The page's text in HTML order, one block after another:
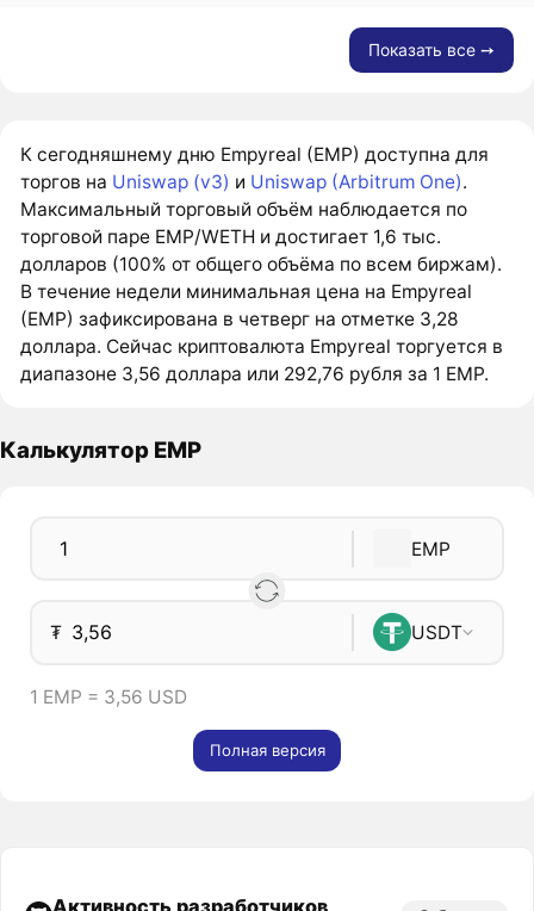
Показать все ➙
К сегодняшнему дню Empyreal (EMP) доступна для
торгов на Uniswap (v3) и Uniswap (Arbitrum One).
Максимальный торговый объём наблюдается по
торговой паре EMP/WETH и достигает 1,6 тыс.
долларов (100% от общего объёма по всем биржам).
В течение недели минимальная цена на Empyreal
(EMP) зафиксирована в четверг на отметке 3,28
доллара. Сейчас криптовалюта Empyreal торгуется в
диапазоне 3,56 доллара или 292,76 рубля за 1 EMP.
Калькулятор EMP
EMP
₮ USDT
1 EMP = 3,56 USD
Полная версия